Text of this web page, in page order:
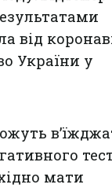
від
України у
мати